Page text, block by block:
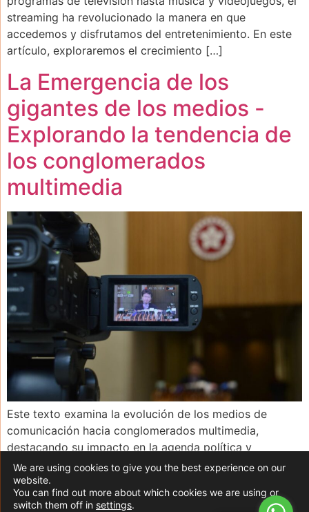
streaming ha revolucionado la manera en que
accedemos y disfrutamos del entretenimiento. En este
artículo, exploraremos el crecimiento […]
La Emergencia de los
gigantes de los medios -
Explorando la tendencia de
los conglomerados
multimedia
Este texto examina la evolución de los medios de
comunicación hacia conglomerados multimedia,
destacando su impacto en la agenda política y
económica. Se analiza cómo esta tendencia se está
expandiendo en América Latina y su influencia en la
concentración de la propiedad de los medios. Además,
We are using cookies to give you the best experience on our
website.
You can find out more about which cookies we are using or
switch them off in settings.